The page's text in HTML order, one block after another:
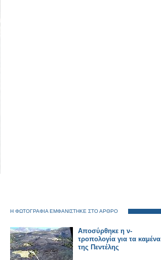
Η ΦΩΤΟΓΡΑΦΙΑ ΕΜΦΑΝΙΣΤΗΚΕ ΣΤΟ ΑΡΘΡΟ
Αποσύρθηκε η ν-
τροπολογία για τα καμένα
της Πεντέλης